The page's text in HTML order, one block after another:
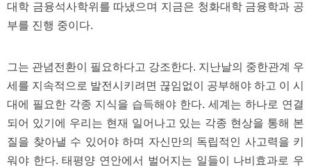
대학 금융석사학위를 따냈으며 지금은 청화대학 금융학과 공
부를 진행 중이다.
그는 관념전환이 필요하다고 강조한다. 지난날의 중한관계 우
세를 지속적으로 발전시키려면 끊임없이 공부해야 하고 이 시
대에 필요한 각종 지식을 습득해야 한다. 세계는 하나로 연결
되어 있기에 우리는 현재 일어나고 있는 각종 현상을 통해 본
질을 찾아낼 수 있어야 하며 자신만의 독립적인 사고력을 키
워야 한다. 태평양 연안에서 벌어지는 일들이 나비효과로 우